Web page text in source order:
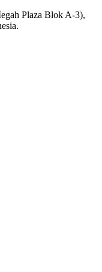
Plaza Blok A-3),